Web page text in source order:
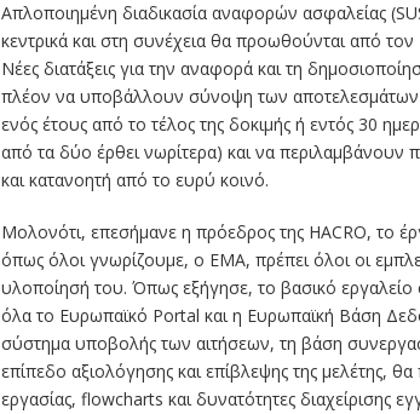
Απλοποιημένη διαδικασία αναφορών ασφαλείας
κεντρικά και στη συνέχεια θα προωθούνται από
Νέες διατάξεις για την αναφορά και τη
πλέον να υποβάλλουν σύνοψη των αποτελεσμάτων
ενός έτους από το τέλος της δοκιμής ή εντός 30
από τα δύο έρθει νωρίτερα) και να περιλαμβάνουν
και κατανοητή από το ευρύ κοινό.
Μολονότι, επεσήμανε η πρόεδρος της HACRO, το
όπως όλοι γνωρίζουμε, ο ΕΜΑ, πρέπει όλοι οι
υλοποίησή του. Όπως εξήγησε, το βασικό
όλα το Ευρωπαϊκό Portal και η Ευρωπαϊκή Βάση
σύστημα υποβολής των αιτήσεων, τη βάση
επίπεδο αξιολόγησης και επίβλεψης της μελέτης,
εργασίας, flowcharts και δυνατότητες διαχείρισης